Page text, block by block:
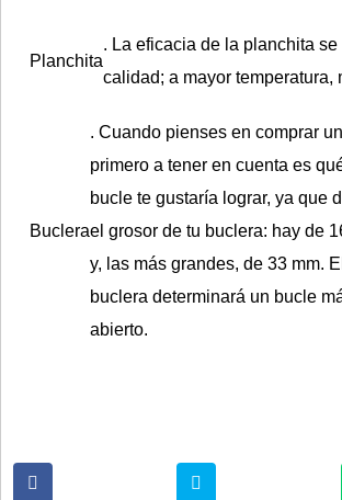
Planchita
. La eficacia de la planchita se
calidad; a mayor temperatura,
Buclera
. Cuando pienses en comprar
primero a tener en cuenta es
bucle te gustaría lograr, ya que
el grosor de tu buclera: hay de
y, las más grandes, de 33 mm.
buclera determinará un bucle
abierto.